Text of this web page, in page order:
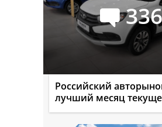
336
Российский
лучший месяц